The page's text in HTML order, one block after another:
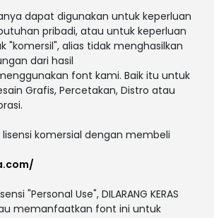
dapat digunakan untuk keperluan
pribadi, atau untuk keperluan
"komersil", alias tidak menghasilkan
dari hasil
font kami. Baik itu untuk
Grafis, Percetakan, Distro atau
komersial dengan membeli
"Personal Use", DILARANG KERAS
memanfaatkan font ini untuk